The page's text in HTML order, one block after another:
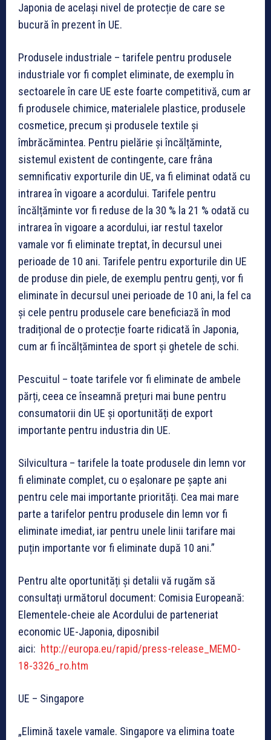
Japonia de același nivel de protecție de care se
bucură în prezent în UE.
Produsele industriale – tarifele pentru produsele
industriale vor fi complet eliminate, de exemplu în
sectoarele în care UE este foarte competitivă, cum ar
fi produsele chimice, materialele plastice, produsele
cosmetice, precum și produsele textile și
îmbrăcămintea. Pentru pielărie și încălțăminte,
sistemul existent de contingente, care frâna
semnificativ exporturile din UE, va fi eliminat odată cu
intrarea în vigoare a acordului. Tarifele pentru
încălțăminte vor fi reduse de la 30 % la 21 % odată cu
intrarea în vigoare a acordului, iar restul taxelor
vamale vor fi eliminate treptat, în decursul unei
perioade de 10 ani. Tarifele pentru exporturile din UE
de produse din piele, de exemplu pentru genți, vor fi
eliminate în decursul unei perioade de 10 ani, la fel ca
și cele pentru produsele care beneficiază în mod
tradițional de o protecție foarte ridicată în Japonia,
cum ar fi încălțămintea de sport și ghetele de schi.
Pescuitul – toate tarifele vor fi eliminate de ambele
părți, ceea ce înseamnă prețuri mai bune pentru
consumatorii din UE și oportunități de export
importante pentru industria din UE.
Silvicultura – tarifele la toate produsele din lemn vor
fi eliminate complet, cu o eșalonare pe șapte ani
pentru cele mai importante priorități. Cea mai mare
parte a tarifelor pentru produsele din lemn vor fi
eliminate imediat, iar pentru unele linii tarifare mai
puțin importante vor fi eliminate după 10 ani.”
Pentru alte oportunități și detalii vă rugăm să
consultați următorul document: Comisia Europeană:
Elementele-cheie ale Acordului de parteneriat
economic UE-Japonia, diposnibil
aici: http://europa.eu/rapid/press-release_MEMO-
18-3326_ro.htm
UE – Singapore
„Elimină taxele vamale. Singapore va elimina toate